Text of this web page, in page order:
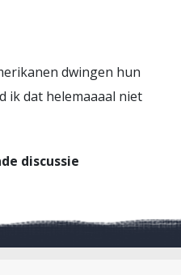
dwingen hun
ik dat helemaaaal niet
discussie